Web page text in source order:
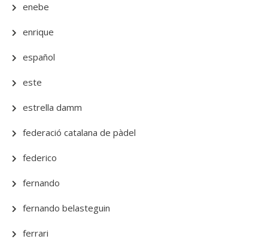
enebe
enrique
español
este
estrella damm
federació catalana de pàdel
federico
fernando
fernando belasteguin
ferrari